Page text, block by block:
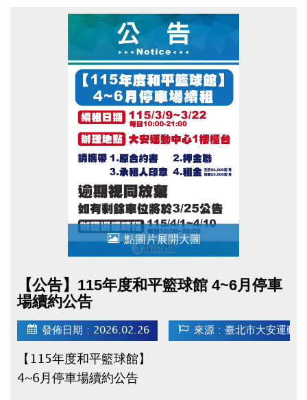
114年度參賽得獎時，就讀大安區高中(職)以下
且代表學校參賽。每人限申請1項，須由學校推
▌領獎日期&地點
115/5/16(六) 14:00-17:00 二樓社區教室，未
準時出席者視同放棄。
！詳細規範請參閱申請辦法！
★點我下載【申請辦法 / 申請表 / 委託書】★
點圖片展開大圖
【公告】115年度和平籃球館 4~6月停車
場續約公告
發佈日期 : 2026.02.26 來源 : 臺北市大安運動
【115年度和平籃球館】
4~6月停車場續約公告